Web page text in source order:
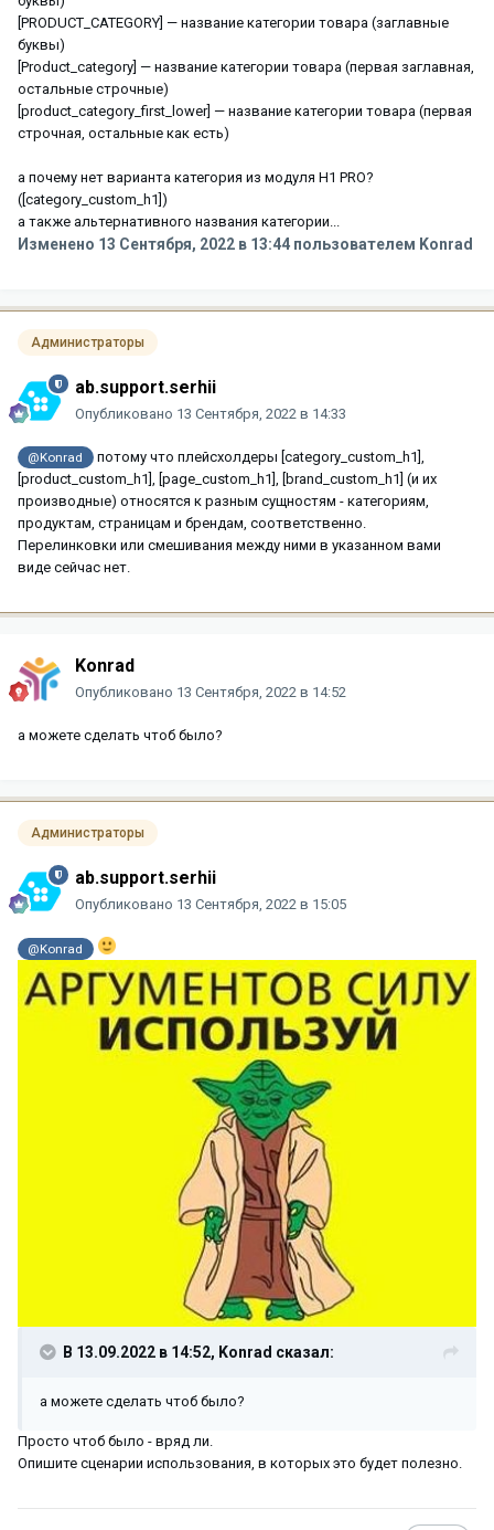
[PRODUCT_CATEGORY] — название категории товара (заглавные
буквы)
[Product_category] — название категории товара (первая заглавная,
остальные строчные)
[product_category_first_lower] — название категории товара (первая
строчная, остальные как есть)
а почему нет варианта категория из модуля H1 PRO?
([category_custom_h1])
а также альтернативного названия категории...
Изменено 13 Сентября, 2022 в 13:44 пользователем Konrad
Администраторы
ab.support.serhii
Опубликовано 13 Сентября, 2022 в 14:33
@Konrad
потому что плейсхолдеры [category_custom_h1],
[product_custom_h1], [page_custom_h1], [brand_custom_h1] (и их
производные) относятся к разным сущностям - категориям,
продуктам, страницам и брендам, соответственно.
Перелинковки или смешивания между ними в указанном вами
виде сейчас нет.
Konrad
Опубликовано 13 Сентября, 2022 в 14:52
а можете сделать чтоб было?
Администраторы
ab.support.serhii
Опубликовано 13 Сентября, 2022 в 15:05
@Konrad
В 13.09.2022 в 14:52, Konrad сказал:
а можете сделать чтоб было?
Просто чтоб было - вряд ли.
Опишите сценарии использования, в которых это будет полезно.